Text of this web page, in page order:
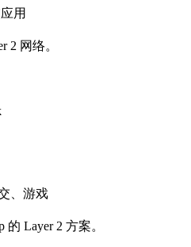
用
2 网络。
、游戏
Layer 2 方案。